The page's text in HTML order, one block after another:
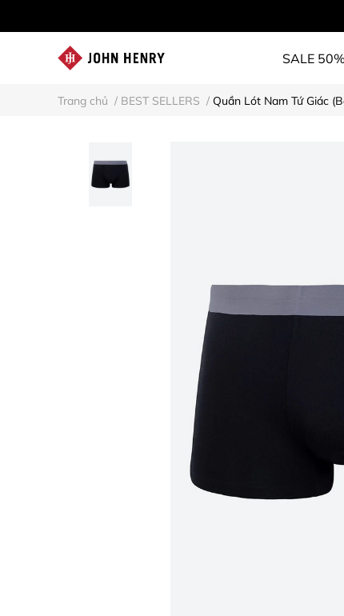
SALE
Trang chủ / BEST SELLERS / Quần Lót Nam Tứ Giác